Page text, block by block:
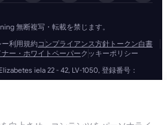
無断複写・転載を禁じます。
利用規約 コンプライアンス方針 トークン白書
ー・ホワイトペーパークッキーポリシー
iela 22 - 42, LV-1050, 登録番号：
BVI会社番号: 2110978
Road Town, Tortola, British Virgin